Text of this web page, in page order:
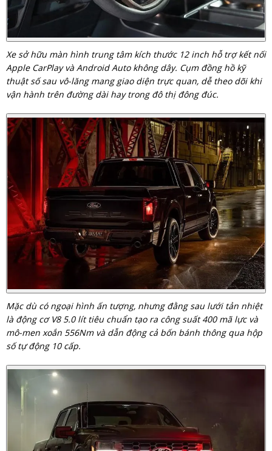
Xe sở hữu màn hình trung tâm kích thước 12 inch hỗ trợ kết nối
Apple CarPlay và Android Auto không dây. Cụm đồng hồ kỹ
thuật số sau vô-lăng mang giao diện trực quan, dễ theo dõi khi
vận hành trên đường dài hay trong đô thị đông đúc.
Mặc dù có ngoại hình ấn tượng, nhưng đằng sau lưới tản nhiệt
là động cơ V8 5.0 lít tiêu chuẩn tạo ra công suất 400 mã lực và
mô-men xoắn 556Nm và dẫn động cả bốn bánh thông qua hộp
số tự động 10 cấp.